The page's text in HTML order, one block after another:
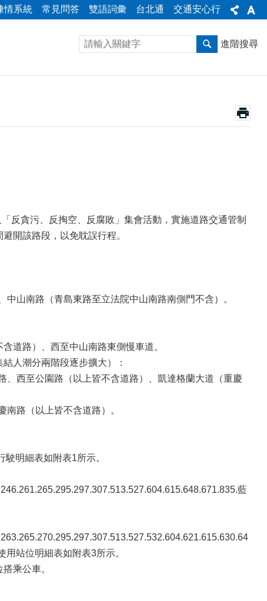
情系統 常見問答 雙語詞彙 台北通 交通安心行
進階搜尋
反貪污、反掏空、反腐敗」集會活動，實施道路交通管制
開該路段，以免耽誤行程。
山南路（青島東路至立法院中山南路南側門不含）。
道路）、西至中山南路東側慢車道。
人潮分兩階段逐步擴大）：
西至公園路（以上皆不含道路）、凱達格蘭大道（重慶
路（以上皆不含道路）。
明細表如附表1所示。
藍
站位明細表如附表3所示。
乘公車。